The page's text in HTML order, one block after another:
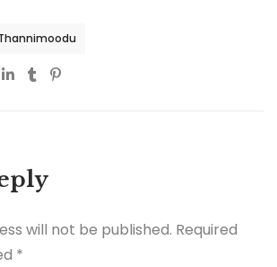
will not be published. Required
*